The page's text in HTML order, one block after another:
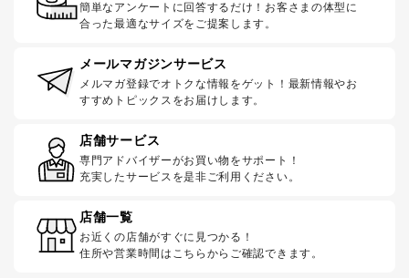
簡単なアンケートに回答するだけ！お客さまの体型に
合った最適なサイズをご提案します。
メールマガジンサービス
メルマガ登録でオトクな情報をゲット！最新情報やお
すすめトピックスをお届けします。
店舗サービス
専門アドバイザーがお買い物をサポート！
充実したサービスを是非ご利用ください。
店舗一覧
お近くの店舗がすぐに見つかる！
住所や営業時間はこちらからご確認できます。